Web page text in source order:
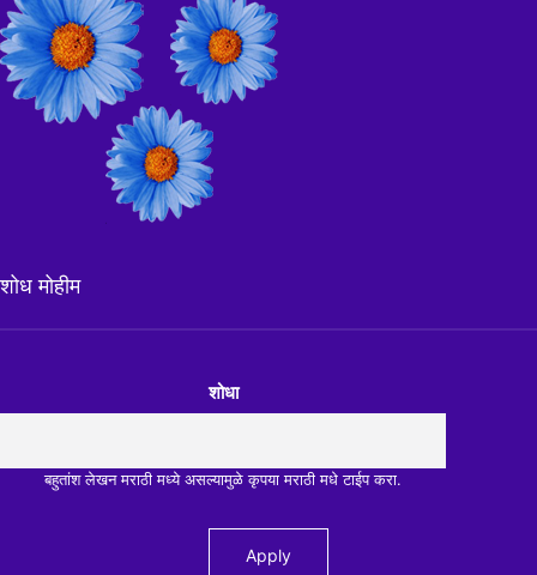
शोध मोहीम
शोधा
बहुतांश लेखन मराठी मध्ये असल्यामुळे कृपया मराठी मधे टाईप करा.